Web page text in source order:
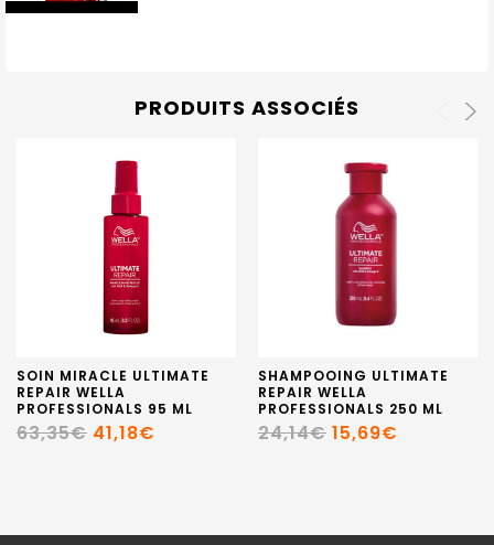
PRODUITS ASSOCIÉS
SOIN MIRACLE ULTIMATE
REPAIR WELLA
PROFESSIONALS 95 ML
63,35€ 41,18€
SHAMPOOING ULTIMATE
REPAIR WELLA
PROFESSIONALS 250 ML
24,14€ 15,69€